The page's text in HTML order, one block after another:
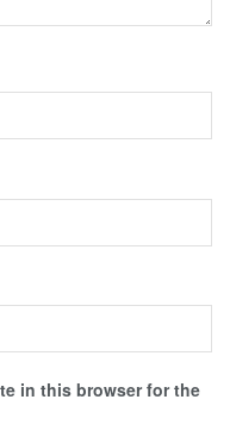
in this browser for the